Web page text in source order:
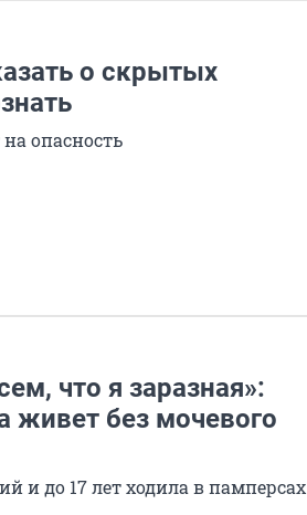
о скрытых
опасность
что я заразная»:
живет без мочевого
и до 17 лет ходила в памперсах